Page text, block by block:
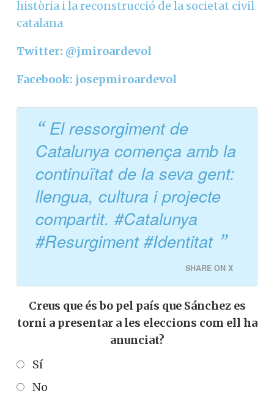
història i la reconstrucció de la societat civil
catalana
Twitter: @jmiroardevol
Facebook: josepmiroardevol
El ressorgiment de
Catalunya comença amb la
continuïtat de la seva gent:
llengua, cultura i projecte
compartit. #Catalunya
#Resurgiment #Identitat
SHARE ON X
Creus que és bo pel país que Sánchez es
torni a presentar a les eleccions com ell ha
anunciat?
Sí
No